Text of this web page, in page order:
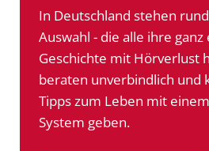
In Deutschland stehen
Auswahl - die alle ihre ganz
Geschichte mit Hörverlust
beraten unverbindlich und
Tipps zum Leben mit
System geben.